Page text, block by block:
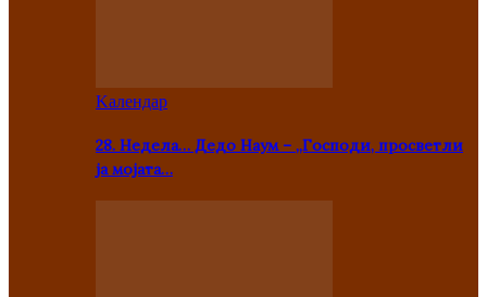
Kалендар
28. Недела… Дедо Наум – „Господи, просветли
ја мојата…